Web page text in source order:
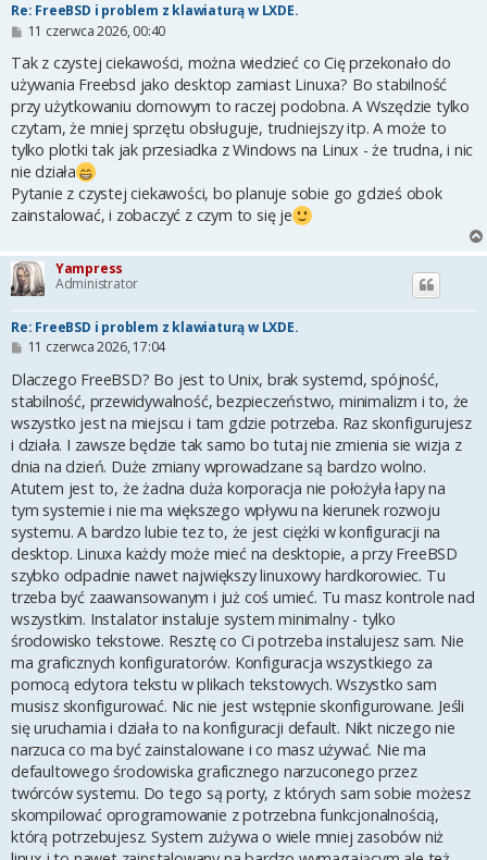
Re: FreeBSD i problem z klawiaturą w LXDE.
P
s
t
11 czerwca 2026, 00:40
Tak z czystej ciekawości, można wiedzieć co Cię przekonało do
używania Freebsd jako desktop zamiast Linuxa? Bo stabilność
przy użytkowaniu domowym to raczej podobna. A Wszędzie tylko
czytam, że mniej sprzętu obsługuje, trudniejszy itp. A może to
tylko plotki tak jak przesiadka z Windows na Linux - że trudna, i nic
nie działa
Pytanie z czystej ciekawości, bo planuje sobie go gdzieś obok
zainstalować, i zobaczyć z czym to się je
Yampress
Administrator
Re: FreeBSD i problem z klawiaturą w LXDE.
P
s
11 czerwca 2026, 17:04
Dlaczego FreeBSD? Bo jest to Unix, brak systemd, spójność,
stabilność, przewidywalność, bezpieczeństwo, minimalizm i to, że
wszystko jest na miejscu i tam gdzie potrzeba. Raz skonfigurujesz
i działa. I zawsze będzie tak samo bo tutaj nie zmienia sie wizja z
dnia na dzień. Duże zmiany wprowadzane są bardzo wolno.
Atutem jest to, że żadna duża korporacja nie położyła łapy na
tym systemie i nie ma większego wpływu na kierunek rozwoju
systemu. A bardzo lubie tez to, że jest ciężki w konfiguracji na
desktop. Linuxa każdy może mieć na desktopie, a przy FreeBSD
szybko odpadnie nawet największy linuxowy hardkorowiec. Tu
trzeba być zaawansowanym i już coś umieć. Tu masz kontrole nad
wszystkim. Instalator instaluje system minimalny - tylko
środowisko tekstowe. Resztę co Ci potrzeba instalujesz sam. Nie
ma graficznych konfiguratorów. Konfiguracja wszystkiego za
pomocą edytora tekstu w plikach tekstowych. Wszystko sam
musisz skonfigurować. Nic nie jest wstępnie skonfigurowane. Jeśli
się uruchamia i działa to na konfiguracji default. Nikt niczego nie
narzuca co ma być zainstalowane i co masz używać. Nie ma
defaultowego środowiska graficznego narzuconego przez
twórców systemu. Do tego są porty, z których sam sobie możesz
skompilować oprogramowanie z potrzebna funkcjonalnością,
którą potrzebujesz. System zużywa o wiele mniej zasobów niż